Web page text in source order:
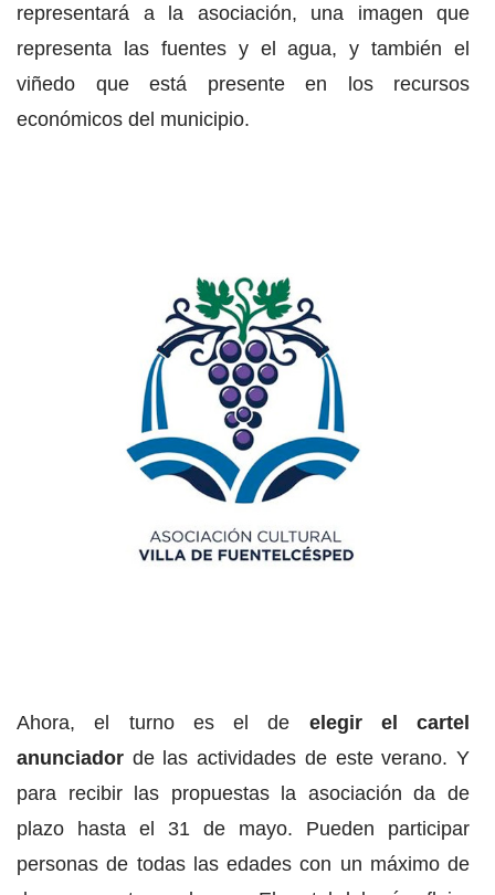
representará a la asociación, una imagen que
representa las fuentes y el agua, y también el
viñedo que está presente en los recursos
económicos del municipio.
Ahora, el turno es el de elegir el cartel
anunciador de las actividades de este verano. Y
para recibir las propuestas la asociación da de
plazo hasta el 31 de mayo. Pueden participar
personas de todas las edades con un máximo de